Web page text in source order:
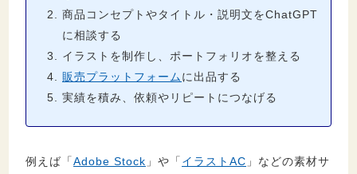
商品コンセプトやタイトル・説明文をChatGPT
に相談する
イラストを制作し、ポートフォリオを整える
販売プラットフォームに出品する
実績を積み、依頼やリピートにつなげる
例えば「Adobe Stock 」や「 イラストAC 」などの素材サ